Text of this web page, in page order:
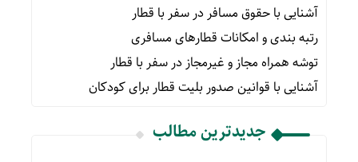
آشنایی با حقوق مسافر در سفر با قطار
رتبه بندی و امکانات قطارهای مسافری
توشه همراه مجاز و غیرمجاز در سفر با قطار
آشنایی با قوانین صدور بلیت قطار برای کودکان
جدیدترین مطالب